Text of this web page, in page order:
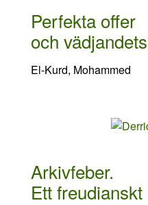
Perfekta offer
och
El-Kurd, Mohammed
Arkivfeber.
Ett